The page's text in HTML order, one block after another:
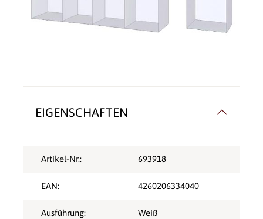
EIGENSCHAFTEN
Artikel-Nr.: 693918
EAN: 4260206334040
Ausführung: Weiß